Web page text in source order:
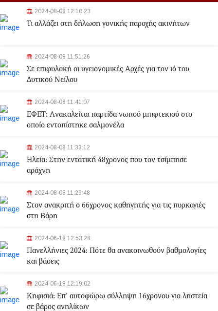
2024-08-08 12:10:23
Τι αλλάζει στη δήλωση γονικής παροχής ακινήτων
2024-08-08 11:51:26
Σε επιφυλακή οι υγειονομικές Αρχές για τον ιό του
Δυτικού Νείλου
2024-08-08 11:41:07
ΕΦΕΤ: Aνακαλείται παρτίδα νωπού μπιφτεκιού στο
οποίο εντοπίστηκε σαλμονέλα
2024-08-08 11:33:12
Ηλεία: Στην εντατική 48χρονος που τον τσίμπησε
αράχνη
2024-08-08 11:25:48
Στον ανακριτή ο 66χρονος καθηγητής για τις πυρκαγιές
στη Βάρη
2024-06-18 12:53:28
Πανελλήνιες 2024: Πότε θα ανακοινωθούν βαθμολογίες
και βάσεις
2024-06-18 12:19:02
Κηφισιά: Eπ' αυτοφώρω σύλληψη 16χρονου για ληστεία
σε βάρος ανηλίκων